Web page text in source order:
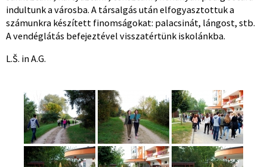
indultunk a városba. A társalgás után elfogyasztottuk a
számunkra készített finomságokat: palacsinát, lángost, stb.
A vendéglátás befejeztével visszatértünk iskolánkba.
L.Š. in A.G.